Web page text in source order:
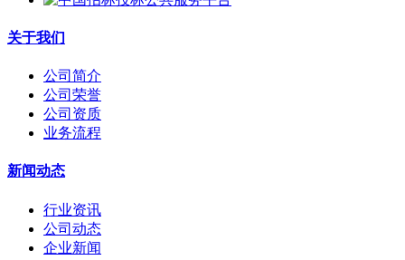
关于我们
公司简介
公司荣誉
公司资质
业务流程
新闻动态
行业资讯
公司动态
企业新闻